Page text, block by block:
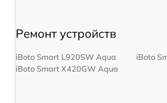
Ремонт устройств
iBoto Smart L920SW Aqua iBoto
iBoto Smart Х420GW Aqua